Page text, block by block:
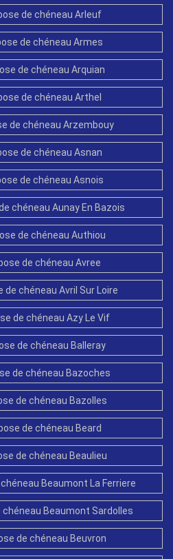
de chéneau Arleuf
de chéneau Armes
de chéneau Arquian
de chéneau Arthel
de chéneau Arzembouy
de chéneau Asnan
de chéneau Asnois
chéneau Aunay En Bazois
de chéneau Authiou
de chéneau Avree
chéneau Avril Sur Loire
de chéneau Azy Le Vif
de chéneau Balleray
de chéneau Bazoches
de chéneau Bazolles
de chéneau Beard
de chéneau Beaulieu
Beaumont La Ferriere
Beaumont Sardolles
de chéneau Beuvron